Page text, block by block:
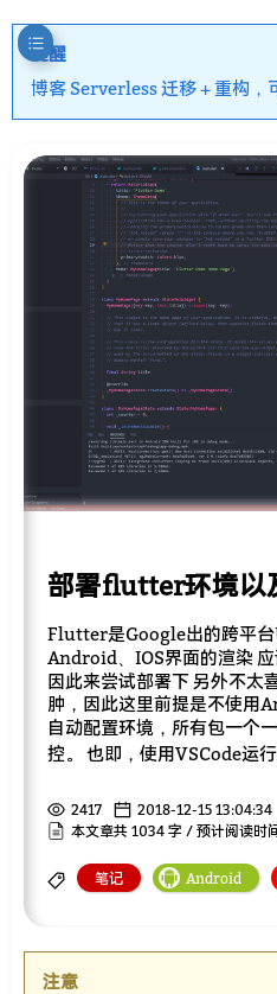
提醒
博客 Serverless 迁移 + 重构，
部署flutter环境以
Flutter是Google出的跨平
Android、IOS界面的渲染 应
因此来尝试部署下 另外不
肿，因此这里前提是不使用
自动配置环境，所有包一个
控。 也即，使用VSCode
2417
2018-12-15 13:04:34
本文章共 1034 字 / 预计阅读时
笔记 Android
注意